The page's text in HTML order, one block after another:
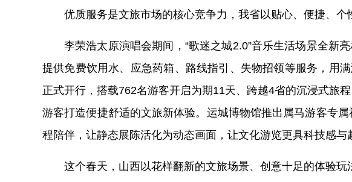
优质服务是文旅市场的核心竞争力，我省以贴心、便捷、个
李荣浩太原演唱会期间，“歌迷之城2.0”音乐生活场景全新
提供免费饮用水、应急药箱、路线指引、失物招领等服务，用
正式开行，搭载762名游客开启为期11天、跨越4省的沉浸式旅
游客打造便捷舒适的文旅新体验。运城博物馆推出属马游客专
程陪伴，让静态展陈活化为动态画面，让文化游览更具科技感与
这个春天，山西以花样翻新的文旅场景、创意十足的体验